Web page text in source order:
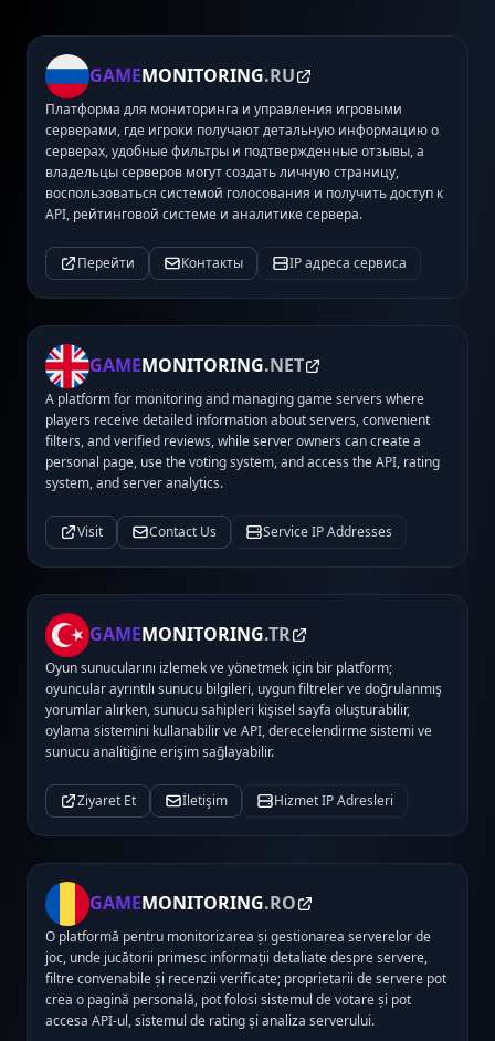
GAMEMONITORING.RU
Платформа для мониторинга и управления игровыми
серверами, где игроки получают детальную информацию о
серверах, удобные фильтры и подтвержденные отзывы, а
владельцы серверов могут создать личную страницу,
воспользоваться системой голосования и получить доступ к
API, рейтинговой системе и аналитике сервера.
Перейти Контакты IP адреса сервиса
GAMEMONITORING.NET
A platform for monitoring and managing game servers where
players receive detailed information about servers, convenient
filters, and verified reviews, while server owners can create a
personal page, use the voting system, and access the API, rating
system, and server analytics.
Visit Contact Us Service IP Addresses
GAMEMONITORING.TR
Oyun sunucularını izlemek ve yönetmek için bir platform;
oyuncular ayrıntılı sunucu bilgileri, uygun filtreler ve doğrulanmış
yorumlar alırken, sunucu sahipleri kişisel sayfa oluşturabilir,
oylama sistemini kullanabilir ve API, derecelendirme sistemi ve
sunucu analitiğine erişim sağlayabilir.
Ziyaret Et İletişim Hizmet IP Adresleri
GAMEMONITORING.RO
O platformă pentru monitorizarea și gestionarea serverelor de
joc, unde jucătorii primesc informații detaliate despre servere,
filtre convenabile și recenzii verificate; proprietarii de servere pot
crea o pagină personală, pot folosi sistemul de votare și pot
accesa API-ul, sistemul de rating și analiza serverului.